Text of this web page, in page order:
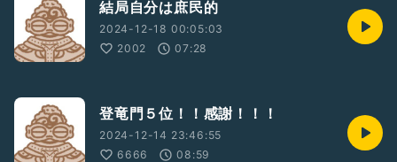
結局自分は庶民的
2024-12-18 00:05:03
2002
07:28
登竜門５位！！感謝！！！
2024-12-14 23:46:55
6666
08:59